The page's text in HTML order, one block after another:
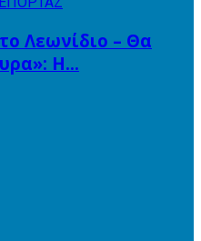
Λεωνίδιο – Θα
Η…